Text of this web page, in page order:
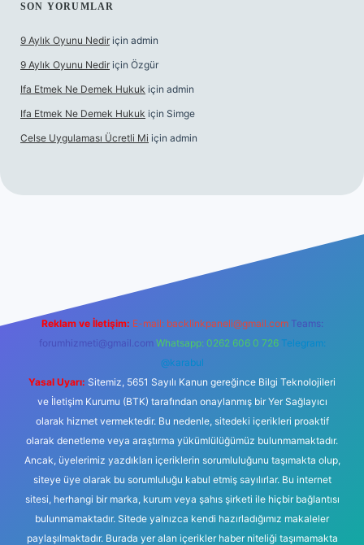
SON YORUMLAR
9 Aylık Oyunu Nedir için admin
9 Aylık Oyunu Nedir için Özgür
Ifa Etmek Ne Demek Hukuk için admin
Ifa Etmek Ne Demek Hukuk için Simge
Celse Uygulaması Ücretli Mi için admin
Reklam ve İletişim: E-mail: backlinkpaneli@gmail.com Teams:
forumhizmeti@gmail.com Whatsapp: 0262 606 0 726 Telegram:
@karabul
Yasal Uyarı: Sitemiz, 5651 Sayılı Kanun gereğince Bilgi Teknolojileri
ve İletişim Kurumu (BTK) tarafından onaylanmış bir Yer Sağlayıcı
olarak hizmet vermektedir. Bu nedenle, sitedeki içerikleri proaktif
olarak denetleme veya araştırma yükümlülüğümüz bulunmamaktadır.
Ancak, üyelerimiz yazdıkları içeriklerin sorumluluğunu taşımakta olup,
siteye üye olarak bu sorumluluğu kabul etmiş sayılırlar. Bu internet
sitesi, herhangi bir marka, kurum veya şahıs şirketi ile hiçbir bağlantısı
bulunmamaktadır. Sitede yalnızca kendi hazırladığımız makaleler
paylaşılmaktadır. Burada yer alan içerikler haber niteliği taşımamakta